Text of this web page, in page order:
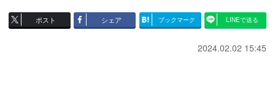
ポスト シェア ブックマーク LINEで送る
2024.02.02 15:45